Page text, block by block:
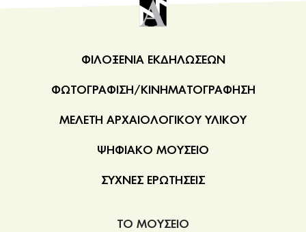
ΦΙΛΟΞΕΝΙΑ ΕΚΔΗΛΩΣΕΩΝ
ΦΩΤΟΓΡΑΦΙΣΗ/ΚΙΝΗΜΑΤΟΓΡΑΦΗΣΗ
ΜΕΛΕΤΗ ΑΡΧΑΙΟΛΟΓΙΚΟΥ ΥΛΙΚΟΥ
ΨΗΦΙΑΚΟ ΜΟΥΣΕΙΟ
ΣΥΧΝΕΣ ΕΡΩΤΗΣΕΙΣ
ΤΟ ΜΟΥΣΕΙΟ